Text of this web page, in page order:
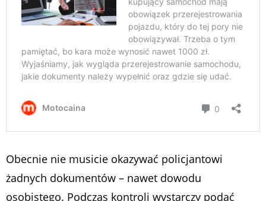
Obecnie nie musicie okazywać policjantowi
żadnych dokumentów – nawet dowodu
osobistego. Podczas kontroli wystarczy podać